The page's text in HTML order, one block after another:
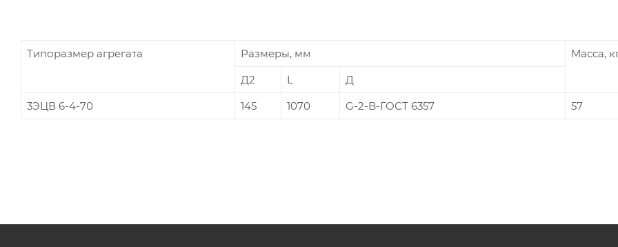
Типоразмер агрегата Размеры, мм
Масса,
Д2
L
Д
3ЭЦВ 6-4-70
145 1070 G-2-B-ГОСТ 6357 57